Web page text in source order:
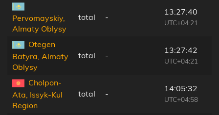
Pervomayskiy,
Almaty Oblysy
total -
13:27:40
UTC+04:21
Otegen
Batyra, Almaty
Oblysy
total -
13:27:42
UTC+04:21
Cholpon-
Ata, Issyk-Kul
Region
total -
14:05:32
UTC+04:58